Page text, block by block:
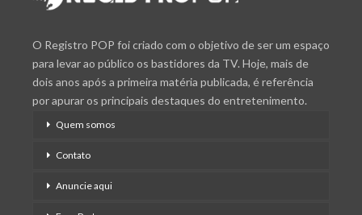
O Registro POP foi criado com o objetivo de ser um espaço
para levar ao público os bastidores da TV. Hoje, mais de
dois anos após a primeira matéria publicada, é referência
por apurar os principais destaques do entretenimento.
Quem somos
Contato
Anuncie aqui